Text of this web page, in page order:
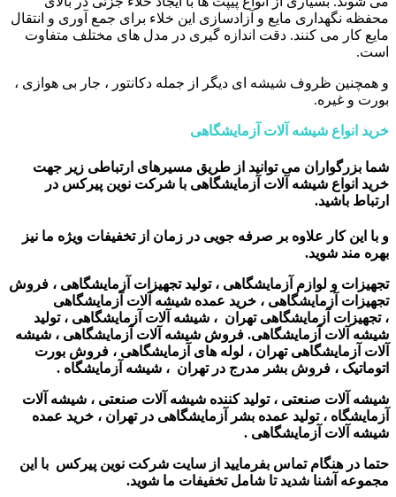
محفظه نگهداری مایع و آزادسازی این خلاء برای جمع آوری و انتقال
مایع کار می کنند. دقت اندازه گیری در مدل های مختلف متفاوت
است.
و همچنین ظروف شیشه ای دیگر از جمله دکانتور ، جار بی هوازی ،
بورت و غیره.
خرید انواع شیشه آلات آزمایشگاهی
شما بزرگواران می توانید از طریق مسیرهای ارتباطی زیر جهت
خرید انواع شیشه آلات آزمایشگاهی با شرکت نوین پیرکس در
ارتباط باشید.
و با این کار علاوه بر صرفه جویی در زمان از تخفیفات ویژه ما نیز
بهره مند شوید.
تجهیزات و لوازم آزمایشگاهی ، تولید تجهیزات آزمایشگاهی ، فروش
تجهیزات آزمایشگاهی ، خرید عمده شیشه آلات آزمایشگاهی
، تجهیزات آزمایشگاهی تهران ، شیشه آلات آزمایشگاهی ، تولید
شیشه آلات آزمایشگاهی. فروش شیشه آلات آزمایشگاهی ، شیشه
آلات آزمایشگاهی تهران ، لوله های آزمایشگاهی ، فروش بورت
اتوماتیک ، فروش بشر مدرج در تهران ، شیشه آزمایشگاه .
شیشه آلات صنعتی ، تولید کننده شیشه آلات صنعتی ، شیشه آلات
آزمایشگاه ،تولید عمده بشر آزمایشگاهی در تهران ، خرید عمده
شیشه آلات آزمایشگاهی .
حتما در هنگام تماس بفرمایید از سایت شرکت نوین پیرکس با این
مجموعه آشنا شدید تا شامل تخفیفات ما شوید.